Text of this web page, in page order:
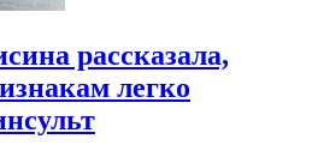
рассказала,
легко